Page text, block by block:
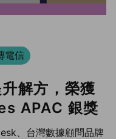
電信
解方，榮獲
APAC 銀獎
、台灣數據顧問品牌